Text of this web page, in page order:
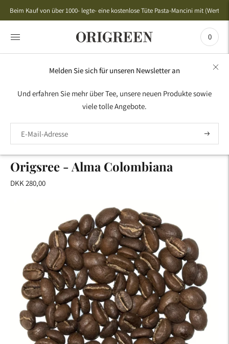
Beim Kauf von über 1000- legte- eine kostenlose Tüte Pasta-Mancini mit (Wert
0
Origsree - Alma Colombiana
DKK 280,00
Melden Sie sich für unseren Newsletter an
Und erfahren Sie mehr über Tee, unsere neuen Produkte sowie
viele tolle Angebote.